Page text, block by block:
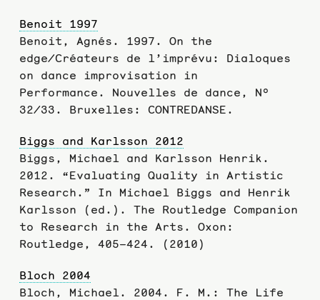
Benoit 1997
Benoit, Agnés. 1997. On the
edge/Créateurs de l’imprévu: Dialoques
on dance improvisation in
Performance. Nouvelles de dance, Nº
32/33. Bruxelles: CONTREDANSE.
Biggs and Karlsson 2012
Biggs, Michael and Karlsson Henrik.
2012. “Evaluating Quality in Artistic
Research.” In Michael Biggs and Henrik
Karlsson (ed.). The Routledge Companion
to Research in the Arts. Oxon:
Routledge, 405–424. (2010)
Bloch 2004
Bloch, Michael. 2004. F. M.: The Life